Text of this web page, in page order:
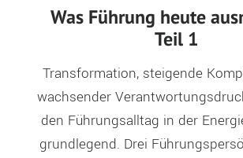
Was Führung heute
Teil 1
Transformation, steigende
wachsender
den Führungsalltag in der
grundlegend. Drei